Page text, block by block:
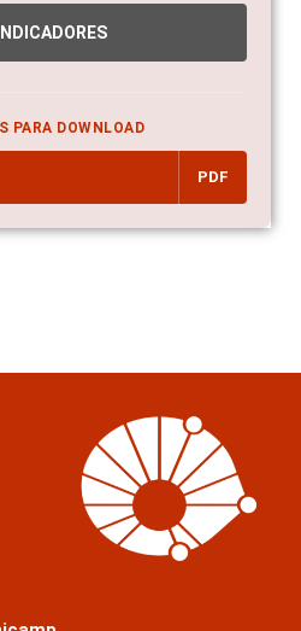
INDICADORES
PARA DOWNLOAD
PDF